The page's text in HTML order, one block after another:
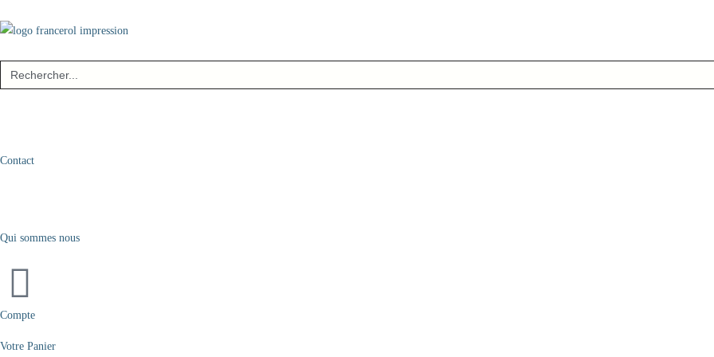
Search
for:
Contact
Qui sommes nous
Compte
Votre Panier